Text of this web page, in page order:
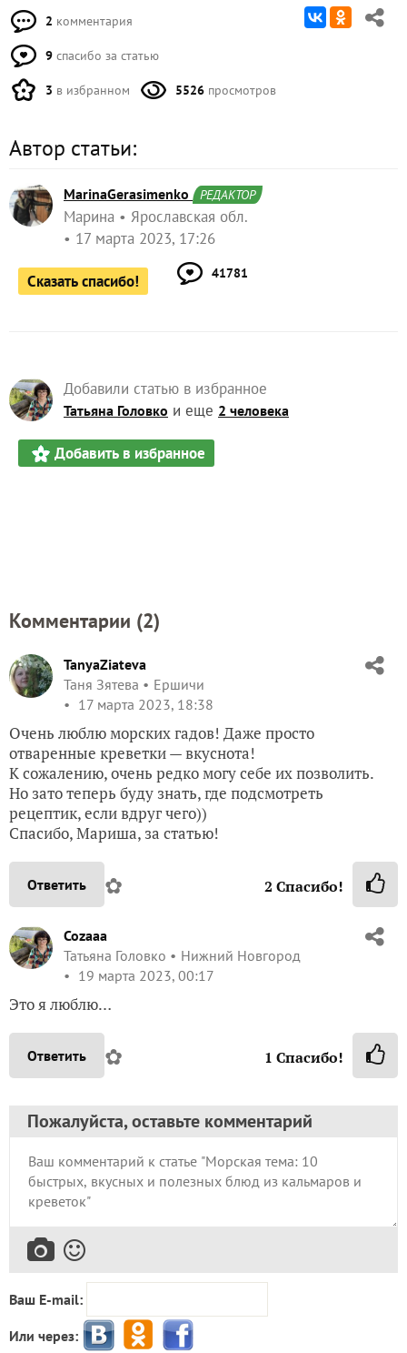
2 комментария
9 спасибо за статью
3 в избранном 5526 просмотров
Автор статьи:
MarinaGerasimenko РЕДАКТОР
Марина
Ярославская обл.
17 марта 2023, 17:26
Сказать спасибо! 41781
Добавили статью в избранное
Татьяна Головко и еще 2 человека
Добавить в избранное
Комментарии (2)
TanyaZiateva
Таня Зятева
Ершичи
17 марта 2023, 18:38
Очень люблю морских гадов! Даже просто
отваренные креветки — вкуснота!
К сожалению, очень редко могу себе их позволить.
Но зато теперь буду знать, где подсмотреть
рецептик, если вдруг чего))
Спасибо, Мариша, за статью!
Ответить ✿ 2 Спасибо!
Cozaaa
Татьяна Головко
Нижний Новгород
19 марта 2023, 00:17
Это я люблю…
Ответить ✿ 1 Спасибо!
Пожалуйста, оставьте комментарий
Ваш E-mail:
Или через: